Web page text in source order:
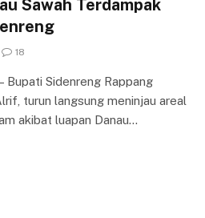
Sawah Terdampak
18
Sidenreng Rappang
turun langsung meninjau areal
akibat luapan Danau…